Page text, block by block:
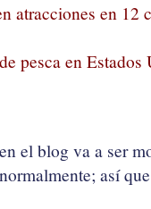
atracciones en 12
pesca en Estados
el blog va a ser
así